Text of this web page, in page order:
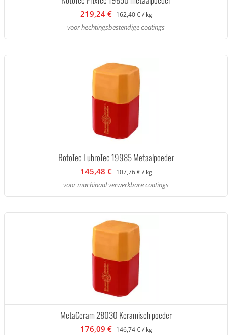
219,24 € 162,40 € / kg
voor hechtingsbestendige coatings
RotoTec LubroTec 19985 Metaalpoeder
145,48 € 107,76 € / kg
voor machinaal verwerkbare coatings
MetaCeram 28030 Keramisch poeder
176,09 € 146,74 € / kg